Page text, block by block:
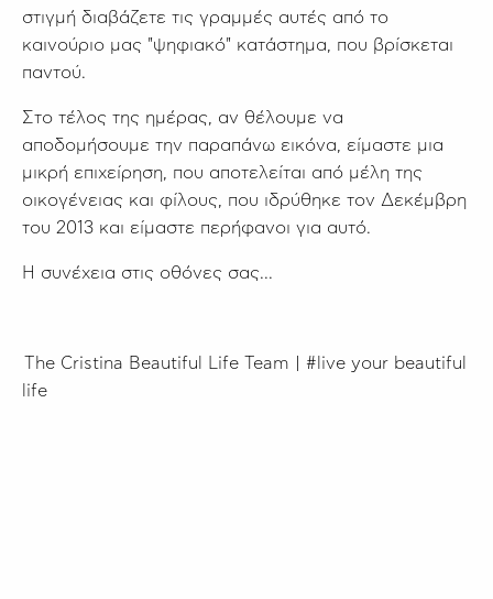
στιγμή διαβάζετε τις γραμμές αυτές από το
καινούριο μας "ψηφιακό" κατάστημα, που βρίσκεται
παντού.
Στο τέλος της ημέρας, αν θέλουμε να
αποδομήσουμε την παραπάνω εικόνα, είμαστε μια
μικρή επιχείρηση, που αποτελείται από μέλη της
οικογένειας και φίλους, που ιδρύθηκε τον Δεκέμβρη
του 2013 και είμαστε περήφανοι για αυτό.
Η συνέχεια στις οθόνες σας...
The Cristina Beautiful Life Team | #live your beautiful
life